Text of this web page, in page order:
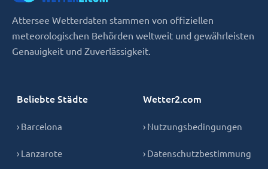
Attersee Wetterdaten stammen von offiziellen
meteorologischen Behörden weltweit und gewährleisten
Genauigkeit und Zuverlässigkeit.
Beliebte Städte
› Barcelona
› Lanzarote
Wetter2.com
› Nutzungsbedingungen
› Datenschutzbestimmung